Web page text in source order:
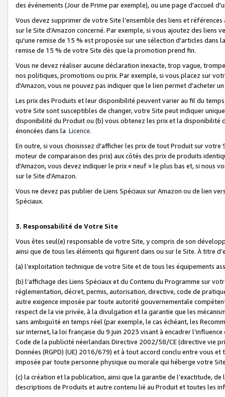
des événements (Jour de Prime par exemple), ou une page d'accueil
Vous devez supprimer de votre Site l’ensemble des liens et
sur le Site d'Amazon concerné. Par exemple, si vous ajoutez des
qu'une remise de 15 % est proposée sur une sélection d'articles
remise de 15 % de votre Site dès que la promotion prend fin.
Vous ne devez réaliser aucune déclaration inexacte, trop vague,
nos politiques, promotions ou prix. Par exemple, si vous placez sur
d'Amazon, vous ne pouvez pas indiquer que le lien permet d'acheter
Les prix des Produits et leur disponibilité peuvent varier au fil du
votre Site sont susceptibles de changer, votre Site peut indiquer
disponibilité du Produit ou (b) vous obtenez les prix et la disponibilité
énoncées dans la Licence.
En outre, si vous choisissez d'afficher les prix de tout Produit sur
moteur de comparaison des prix) aux côtés des prix de produits
d'Amazon, vous devez indiquer le prix « neuf » le plus bas et, si nous
sur le Site d'Amazon.
Vous ne devez pas publier de Liens Spéciaux sur Amazon ou de lien
Spéciaux.
3. Responsabilité de Votre Site
Vous êtes seul(e) responsable de votre Site, y compris de son
ainsi que de tous les éléments qui figurent dans ou sur le Site. À titre
(a) l’exploitation technique de votre Site et de tous les équipements
(b) l’affichage des Liens Spéciaux et du Contenu du Programme sur
réglementation, décret, permis, autorisation, directive, code de
autre exigence imposée par toute autorité gouvernementale
respect de la vie privée, à la divulgation et la garantie que les
sans ambiguïté en temps réel (par exemple, le cas échéant, les
sur internet, la loi française du 9 juin 2023 visant à encadrer
Code de la publicité néerlandais Directive 2002/58/CE (directive vie
Données (RGPD) (UE) 2016/679) et à tout accord conclu entre vous
imposée par toute personne physique ou morale qui héberge votre
(c) la création et la publication, ainsi que la garantie de l’exactitude,
descriptions de Produits et autre contenu lié au Produit et toutes les